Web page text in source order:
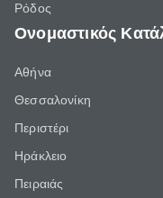
Ρόδος
Ονομαστικός
Αθήνα
Θεσσαλονίκη
Περιστέρι
Ηράκλειο
Πειραιάς